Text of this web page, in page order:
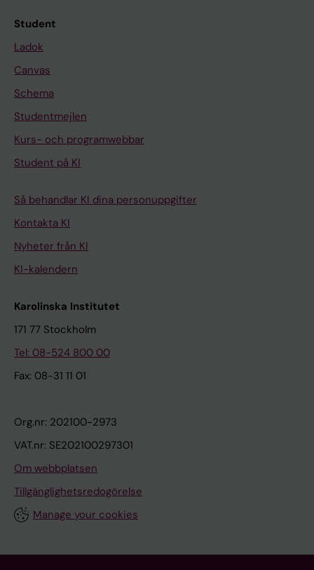
Student
Ladok
Canvas
Schema
Studentmejlen
Kurs- och programwebbar
Student på KI
Så behandlar KI dina personuppgifter
Kontakta KI
Nyheter från KI
KI-kalendern
Karolinska Institutet
171 77 Stockholm
Tel: 08-524 800 00
Fax: 08-31 11 01
Org.nr: 202100-2973
VAT.nr: SE202100297301
Om webbplatsen
Tillgänglighetsredogörelse
Manage your cookies